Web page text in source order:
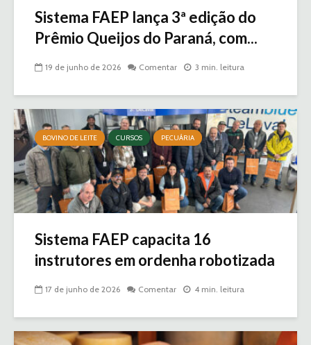
Sistema FAEP lança 3ª edição do
Prêmio Queijos do Paraná, com...
19 de junho de 2026 Comentar 3 min. leitura
BOVINO DE LEITE CURSOS PECUÁRIA
Sistema FAEP capacita 16
instrutores em ordenha robotizada
17 de junho de 2026 Comentar 4 min. leitura